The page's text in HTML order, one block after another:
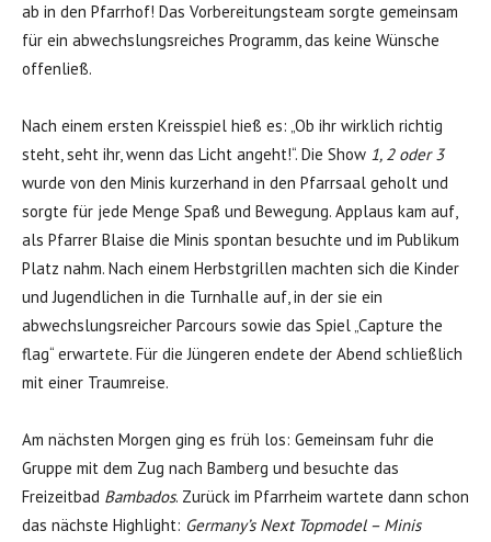
ab in den Pfarrhof! Das Vorbereitungsteam sorgte gemeinsam
für ein abwechslungsreiches Programm, das keine Wünsche
offenließ.
Nach einem ersten Kreisspiel hieß es: „Ob ihr wirklich richtig
steht, seht ihr, wenn das Licht angeht!“. Die Show 1, 2 oder 3
wurde von den Minis kurzerhand in den Pfarrsaal geholt und
sorgte für jede Menge Spaß und Bewegung. Applaus kam auf,
als Pfarrer Blaise die Minis spontan besuchte und im Publikum
Platz nahm. Nach einem Herbstgrillen machten sich die Kinder
und Jugendlichen in die Turnhalle auf, in der sie ein
abwechslungsreicher Parcours sowie das Spiel „Capture the
flag“ erwartete. Für die Jüngeren endete der Abend schließlich
mit einer Traumreise.
Am nächsten Morgen ging es früh los: Gemeinsam fuhr die
Gruppe mit dem Zug nach Bamberg und besuchte das
Freizeitbad Bambados. Zurück im Pfarrheim wartete dann schon
das nächste Highlight: Germany’s Next Topmodel – Minis